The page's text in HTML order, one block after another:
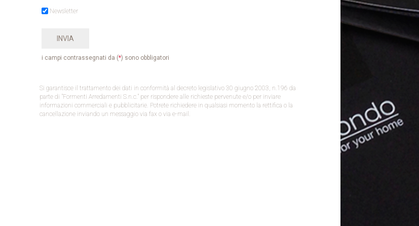
Newsletter
i campi contrassegnati da (*) sono obbligatori
Si garantisce il trattamento dei dati in conformità al decreto legislativo 30 giugno 2003, n.196 da
parte di "Formenti Arredamenti S.n.c." per rispondere alle richieste pervenute e/o per inviare
informazioni commerciali e pubblicitarie. Potrete richiedere in qualsiasi momento la rettifica o la
cancellazione inviando un messaggio via fax o via e-mail.